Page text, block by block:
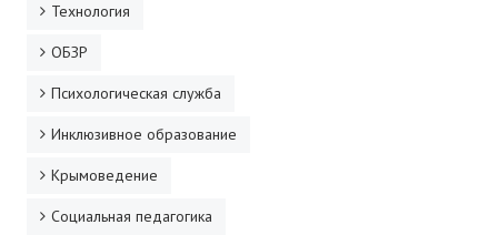
Технология
ОБЗР
Психологическая служба
Инклюзивное образование
Крымоведение
Социальная педагогика